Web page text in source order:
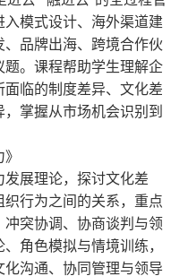
模式设计、海外渠道建
品牌出海、跨境合作伙
。课程帮助学生理解企
临的制度差异、文化差
掌握从市场机会识别到
展理论，探讨文化差
行为之间的关系，重点
突协调、协商谈判与领
角色模拟与情境训练，
沟通、协同管理与领导